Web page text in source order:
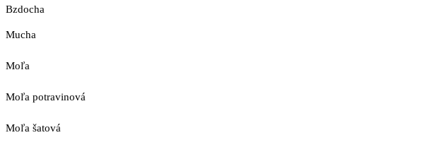
Bzdocha
Mucha
Moľa
Moľa potravinová
Moľa šatová